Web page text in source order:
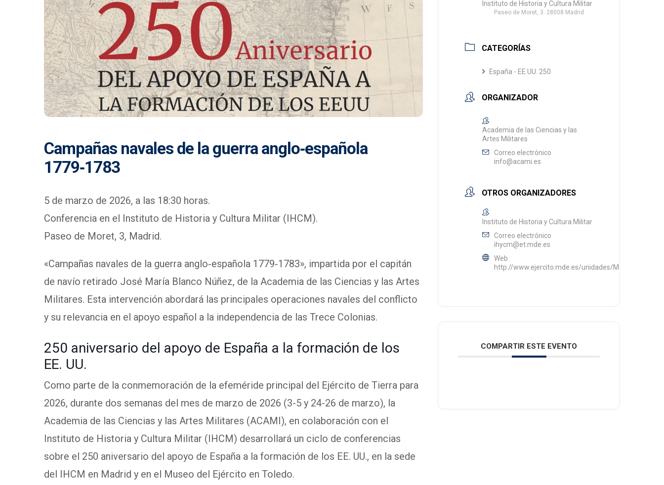
Campañas navales de la guerra anglo‑española
1779‑1783
5 de marzo de 2026, a las 18:30 horas.
Conferencia en el Instituto de Historia y Cultura Militar (IHCM).
Paseo de Moret, 3, Madrid.
«Campañas navales de la guerra anglo‑española 1779‑1783», impartida por el capitán
de navío retirado José María Blanco Núñez, de la Academia de las Ciencias y las Artes
Militares. Esta intervención abordará las principales operaciones navales del conflicto
y su relevancia en el apoyo español a la independencia de las Trece Colonias.
250 aniversario del apoyo de España a la formación de los
EE. UU.
Como parte de la conmemoración de la efeméride principal del Ejército de Tierra para
2026, durante dos semanas del mes de marzo de 2026 (3-5 y 24-26 de marzo), la
Academia de las Ciencias y las Artes Militares (ACAMI), en colaboración con el
Instituto de Historia y Cultura Militar (IHCM) desarrollará un ciclo de conferencias
sobre el 250 aniversario del apoyo de España a la formación de los EE. UU., en la sede
del IHCM en Madrid y en el Museo del Ejército en Toledo.
Instituto de Historia y Cultura Militar
Paseo de Moret, 3. 28008 Madrid
CATEGORÍAS
España - EE.UU. 250
ORGANIZADOR
Academia de las Ciencias y las
Artes Militares
Correo electrónico
info@acami.es
OTROS ORGANIZADORES
Instituto de Historia y Cultura Militar
Correo electrónico
ihycm@et.mde.es
Web
http://www.ejercito.mde.es/unidades/Madrid/ihycm/
COMPARTIR ESTE EVENTO